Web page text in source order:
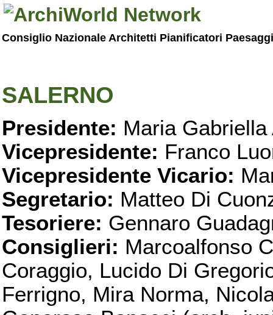
Consiglio Nazionale Architetti Pianificatori
SALERNO
Presidente: Maria Gabriella
Vicepresidente: Franco
Vicepresidente Vicario:
Segretario: Matteo Di
Tesoriere: Gennaro
Consiglieri: Marcoalfonso
Coraggio, Lucido Di
Ferrigno, Mira Norma,